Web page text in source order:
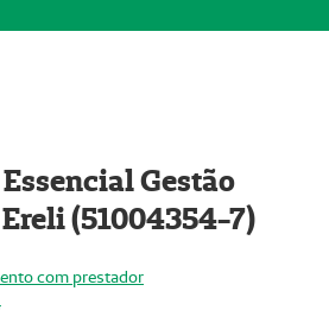
Gestão
(51004354-7)
com prestador